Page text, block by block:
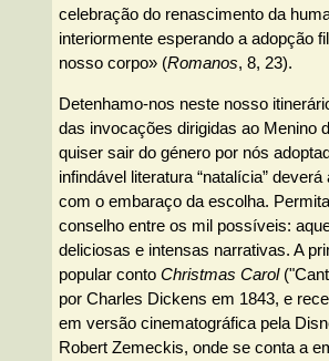
celebração do renascimento da
interiormente esperando a adopção
nosso corpo» (Romanos, 8, 23).
Detenhamo-nos neste nosso
das invocações dirigidas ao Menino
quiser sair do género por nós
infindável literatura “natalícia”
com o embaraço da escolha.
conselho entre os mil possíveis:
deliciosas e intensas narrativas. A
popular conto Christmas Carol
por Charles Dickens em 1843, e
em versão cinematográfica pela
Robert Zemeckis, onde se conta a